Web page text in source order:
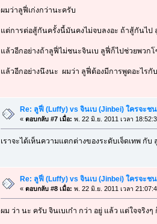
ผมว่าลูฟี่เก่งกว่านะครับ
แต่การต่อสู้กันครั้งนี้มันคงไม่จบลงอะ ถ้าสู้กันไป
แล้วอีกอย่างถ้าลูฟี่ไม่ชนะจินเบ ลูฟี่ก็ไปช่วยพวก
แล้วอีกอย่างนึงนะ ผมว่า ลูฟี่ต้องมีการพูดอะไรกั
Re: ลูฟี่ (Luffy) vs จินเบ (Jinbei) ใครจะช
«ตอบกลับ #7 เมื่อ: พ. 22 มิ.ย. 2011 เวลา
เราจะได้เห็นความแตกต่างของระดับเจ็ดเทพ
Re: ลูฟี่ (Luffy) vs จินเบ (Jinbei) ใครจะช
«ตอบกลับ #8 เมื่อ: พ. 22 มิ.ย. 2011 เวลา
ผม ว่า นะ ครับ จินเบเก๋า กว่า อยู่ แล้ว แต่ใจจริง